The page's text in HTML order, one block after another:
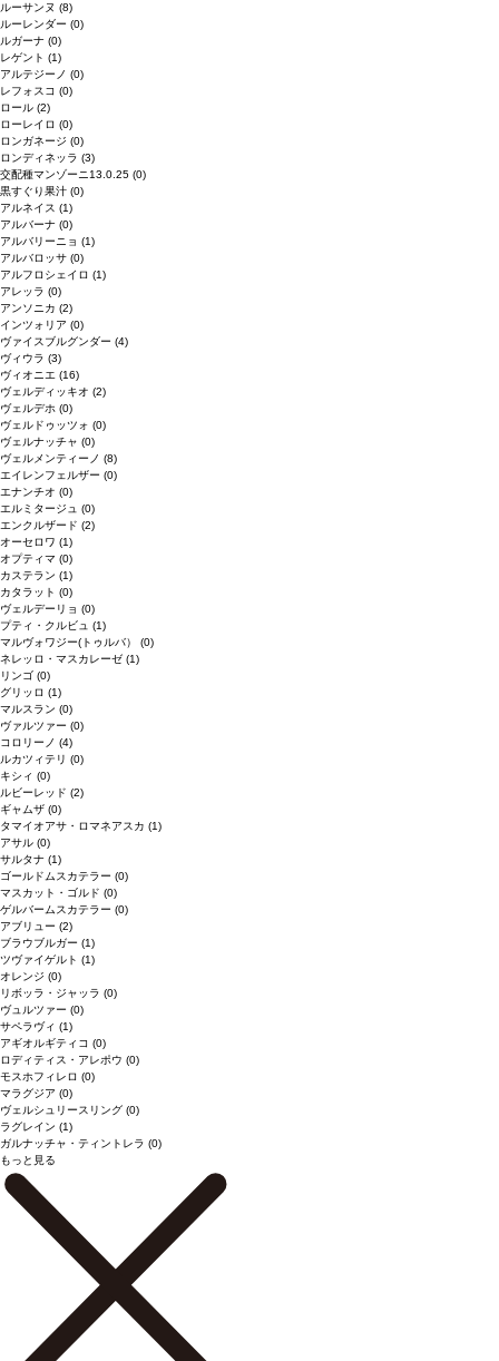
ルーサンヌ (8)
ルーレンダー (0)
ルガーナ (0)
レゲント (1)
アルテジーノ (0)
レフォスコ (0)
ロール (2)
ローレイロ (0)
ロンガネージ (0)
ロンディネッラ (3)
交配種マンゾーニ13.0.25 (0)
黒すぐり果汁 (0)
アルネイス (1)
アルバーナ (0)
アルバリーニョ (1)
アルバロッサ (0)
アルフロシェイロ (1)
アレッラ (0)
アンソニカ (2)
インツォリア (0)
ヴァイスブルグンダー (4)
ヴィウラ (3)
ヴィオニエ (16)
ヴェルディッキオ (2)
ヴェルデホ (0)
ヴェルドゥッツォ (0)
ヴェルナッチャ (0)
ヴェルメンティーノ (8)
エイレンフェルザー (0)
エナンチオ (0)
エルミタージュ (0)
エンクルザード (2)
オーセロワ (1)
オプティマ (0)
カステラン (1)
カタラット (0)
ヴェルデーリョ (0)
プティ・クルビュ (1)
マルヴォワジー(トゥルバ） (0)
ネレッロ・マスカレーゼ (1)
リンゴ (0)
グリッロ (1)
マルスラン (0)
ヴァルツァー (0)
コロリーノ (4)
ルカツィテリ (0)
キシィ (0)
ルビーレッド (2)
ギャムザ (0)
タマイオアサ・ロマネアスカ (1)
アサル (0)
サルタナ (1)
ゴールドムスカテラー (0)
マスカット・ゴルド (0)
ゲルバームスカテラー (0)
アブリュー (2)
ブラウブルガー (1)
ツヴァイゲルト (1)
オレンジ (0)
リボッラ・ジャッラ (0)
ヴュルツァー (0)
サペラヴィ (1)
アギオルギティコ (0)
ロディティス・アレポウ (0)
モスホフィレロ (0)
マラグジア (0)
ヴェルシュリースリング (0)
ラグレイン (1)
ガルナッチャ・ティントレラ (0)
もっと見る